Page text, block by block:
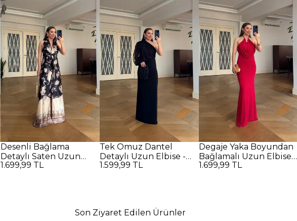
Desenli Bağlama
Detaylı Saten Uzun
Elbise - SİYAH
1.699,99 TL
Tek Omuz Dantel
Detaylı Uzun Elbise -
SİYAH
1.599,99 TL
Degaje Yaka Boyundan
Bağlamalı Uzun Elbise -
Kırmızı
1.699,99 TL
Son Ziyaret Edilen Ürünler